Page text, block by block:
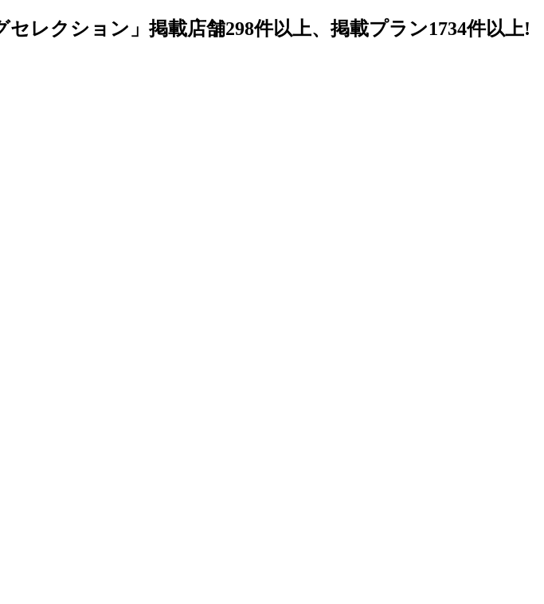
レクション」掲載店舗298件以上、掲載プラン1734件以上!